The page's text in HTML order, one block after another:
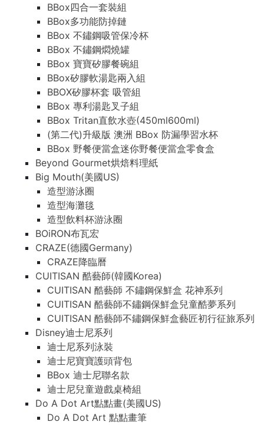
BBox四合一套裝組
BBox多功能防掉鏈
BBox 不鏽鋼吸管保冷杯
BBox 不鏽鋼燜燒罐
BBox 寶寶矽膠餐碗組
BBox矽膠軟湯匙兩入組
BBOX矽膠杯套 吸管組
BBox 專利湯匙叉子組
BBox Tritan直飲水壺(450ml600ml)
(第二代)升級版 澳洲 BBox 防漏學習水杯
BBox 野餐便當盒迷你野餐便當盒零食盒
Beyond Gourmet烘焙料理紙
Big Mouth(美國US)
造型游泳圈
造型海灘毯
造型飲料杯游泳圈
BOiRON布瓦宏
CRAZE(德國Germany)
CRAZE降臨曆
CUITISAN 酷藝師(韓國Korea)
CUITISAN 酷藝師 不鏽鋼保鮮盒 花神系列
CUITISAN 酷藝師不鏽鋼保鮮盒兒童酷夢系列
CUITISAN 酷藝師不鏽鋼保鮮盒藝匠初行征旅系列
Disney迪士尼系列
迪士尼系列泳裝
迪士尼寶寶護頭背包
BBox 迪士尼聯名款
迪士尼兒童遊戲桌椅組
Do A Dot Art點點畫(美國US)
Do A Dot Art 點點畫筆